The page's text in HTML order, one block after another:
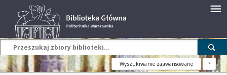
Wyszukiwanie zaawansowane ?